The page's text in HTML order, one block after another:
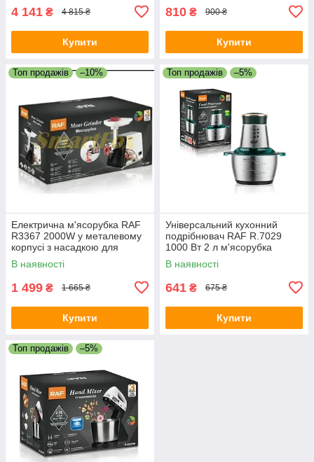
4 141 ₴ 4 815 ₴
Купити
810 ₴ 900 ₴
Купити
Топ продажів –10%
Електрична м'ясорубка RAF
R3367 2000W у металевому
корпусі з насадкою для
кебабів і низьким рівнем
шуму
В наявності
1 499 ₴ 1 665 ₴
Купити
Топ продажів –5%
Універсальний кухонний
подрібнювач RAF R.7029
1000 Вт 2 л м'ясорубка
комбайн чоппер
В наявності
641 ₴ 675 ₴
Купити
Топ продажів –5%